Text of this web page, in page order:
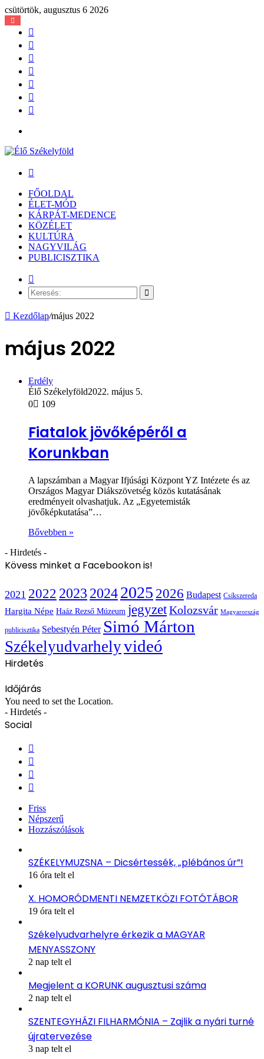
csütörtök, augusztus 6 2026
FŐOLDAL
ÉLET-MÓD
KÁRPÁT-MEDENCE
KÖZÉLET
KULTÚRA
NAGYVILÁG
PUBLICISZTIKA
cikk
Keresés:
Kezdőlap/május 2022
május 2022
Erdély
Élő Székelyföld2022. május 5.
0
109
Fiatalok jövőképéről a
Korunkban
A lapszámban a Magyar Ifjúsági Központ YZ Intézete és az
Országos Magyar Diákszövetség közös kutatásának
eredményeit olvashatjuk. Az „Egyetemisták
jövőképkutatása”…
Bővebben »
- Hirdetés -
Kövess minket a Facebookon is!
2021 2022 2023 20242025 2026 Budapest Csíkszereda
Hargita Népe Haáz Rezső Múzeum jegyzetKolozsvár Magyarország
publicisztika Sebestyén Péter Simó Márton
Székelyudvarhelyvideó
Hirdetés
Időjárás
You need to set the Location.
- Hirdetés -
Social
Friss
Népszerű
Hozzászólások
SZÉKELYMUZSNA – Dicsértessék, „plébános úr”!
16 óra telt el
X. HOMORÓDMENTI NEMZETKÖZI FOTÓTÁBOR
19 óra telt el
Székelyudvarhelyre érkezik a MAGYAR
MENYASSZONY
2 nap telt el
Megjelent a KORUNK augusztusi száma
2 nap telt el
SZENTEGYHÁZI FILHARMÓNIA – Zajlik a nyári turné
újratervezése
3 nap telt el